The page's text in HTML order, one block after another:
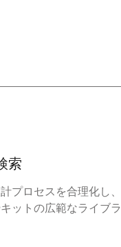
索
プロセスを合理化し、
ットの広範なライブラ